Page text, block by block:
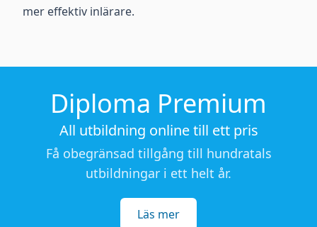
mer effektiv inlärare.
Diploma Premium
All utbildning online till ett pris
Få obegränsad tillgång till hundratals
utbildningar i ett helt år.
Läs mer